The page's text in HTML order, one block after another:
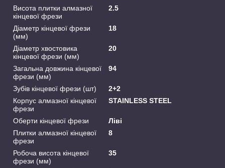
Висота плитки алмазної
кінцевої фрези
2.5
Діаметр кінцевої фрези
(мм)
18
Діаметр хвостовика
кінцевої фрези (мм)
20
Загальна довжина кінцевої
фрези (мм)
94
Зубів кінцевої фрези (шт)
2+2
Корпус алмазної кінцевої
фрези
STAINLESS STEEL
Оберти кінцевої фрези
Ліві
Плитки алмазної кінцевої
фрези
8
Робоча висота кінцевої
фрези (мм)
35